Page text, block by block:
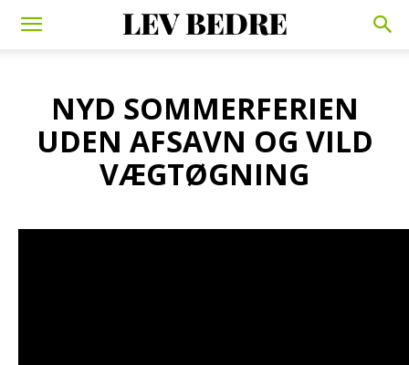
NYD SOMMERFERIEN
UDEN AFSAVN OG VILD
VÆGTØGNING